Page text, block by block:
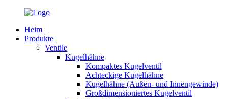
Heim
Produkte
Ventile
Kugelhähne
Kompaktes Kugelventil
Achteckige Kugelhähne
Kugelhähne (Außen- und Innengewinde)
Großdimensioniertes Kugelventil